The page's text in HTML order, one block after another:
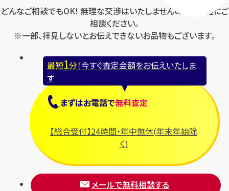
どんなご相談でもOK! 無理な交渉はいたしませんのでお気軽にご
相談ください。
※一部、拝見しないとお伝えできないお品物もございます。
最短1分！今すぐ査定金額をお伝えいたしま
す
まずはお電話で無料査定
【総合受付】24時間・年中無休(年末年始除
く)
メールで無料相談する